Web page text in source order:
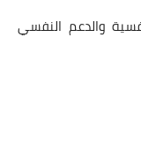
والدعم النفسي